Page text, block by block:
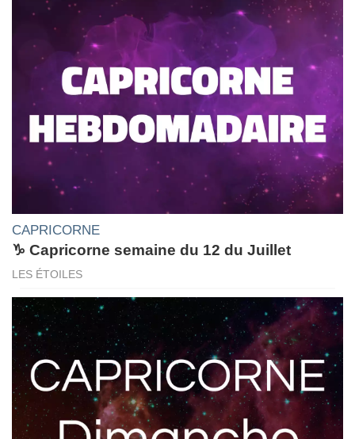
CAPRICORNE
♑ Capricorne semaine du 12 du Juillet
LES ÉTOILES